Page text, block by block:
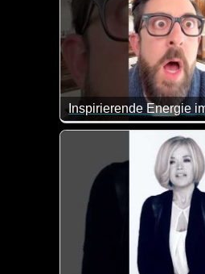
Inspirierende Energie
Diese Leute sind doch